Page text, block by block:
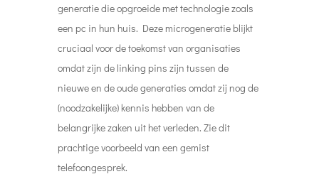
generatie die opgroeide met technologie zoals
een pc in hun huis. Deze microgeneratie blijkt
cruciaal voor de toekomst van organisaties
omdat zijn de linking pins zijn tussen de
nieuwe en de oude generaties omdat zij nog de
(noodzakelijke) kennis hebben van de
belangrijke zaken uit het verleden. Zie dit
prachtige voorbeeld van een gemist
telefoongesprek.